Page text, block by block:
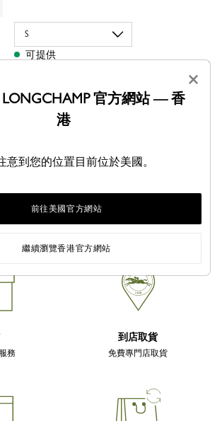
可提供
務
到店取貨
免費專門店取貨
×
官方網站 — 香
港
意到您的位置目前位於美國。
前往美國官方網站
繼續瀏覽香港官方網站